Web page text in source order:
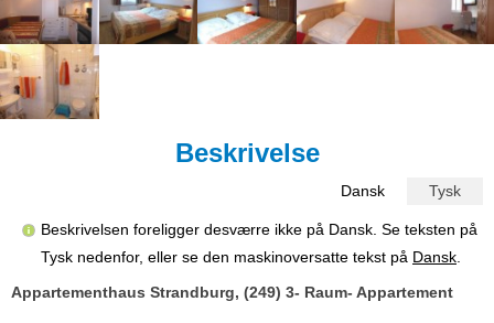
Beskrivelse
Dansk Tysk
Beskrivelsen foreligger desværre ikke på Dansk. Se teksten på
Tysk nedenfor, eller se den maskinoversatte tekst på Dansk
Appartementhaus Strandburg, (249) 3- Raum- Appartement